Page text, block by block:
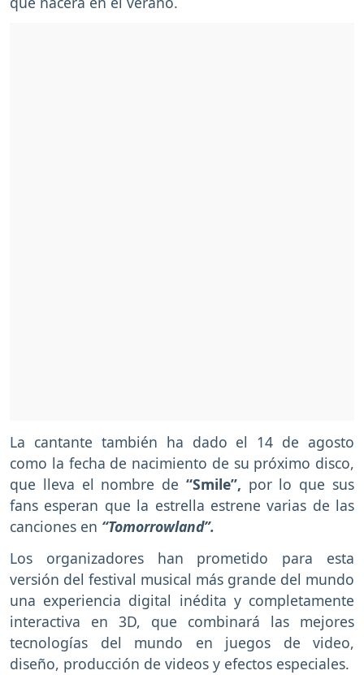
La cantante también ha dado el 14 de agosto
como la fecha de nacimiento de su próximo disco,
que lleva el nombre de “Smile”, por lo que sus
fans esperan que la estrella estrene varias de las
canciones en “Tomorrowland”.
Los organizadores han prometido para esta
versión del festival musical más grande del mundo
una experiencia digital inédita y completamente
interactiva en 3D, que combinará las mejores
tecnologías del mundo en juegos de video,
diseño, producción de videos y efectos especiales.